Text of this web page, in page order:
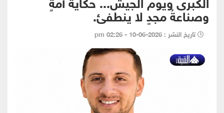
وصناعةُ مجدٍ لا ينطفئ.
تاريخ النشر : 2026-06-10 - 02:26 pm